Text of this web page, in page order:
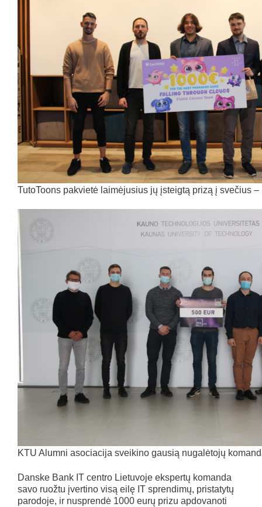
TutoToons pakvietė laimėjusius jų įsteigtą prizą į svečius
KTU Alumni asociacija sveikino gausią nugalėtojų
Danske Bank IT centro Lietuvoje ekspertų komanda
savo ruožtu įvertino visą eilę IT sprendimų, pristatytų
parodoje, ir nusprendė 1000 eurų prizu apdovanoti